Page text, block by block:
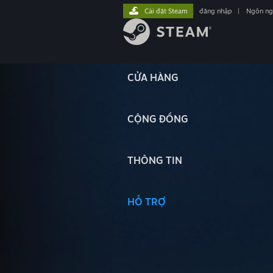
CỬA HÀNG
CỘNG ĐỒNG
THÔNG TIN
HỖ TRỢ
Cài đặt Steam đăng nhập Ngôn